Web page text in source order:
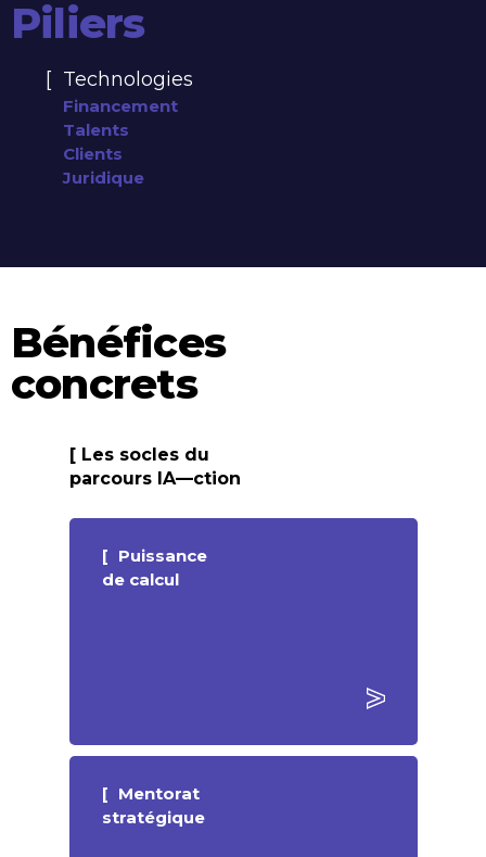
Piliers
Technologies
Financement
Talents
Clients
Juridique
Bénéfices
concrets
Les socles du
parcours IA—ction
Puissance
de calcul
Mentorat
stratégique